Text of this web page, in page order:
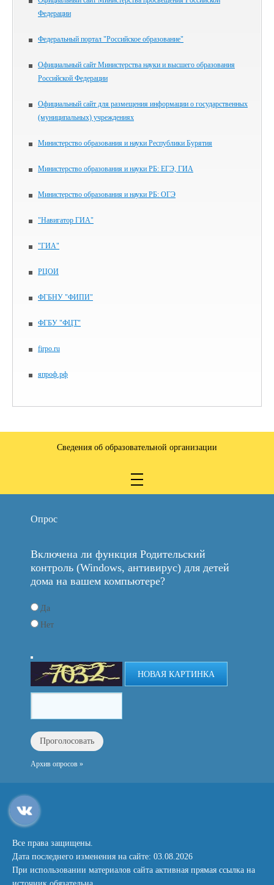
Федерации
Федеральный портал "Российское образование"
Официальный сайт Министерства науки и высшего образования
Российской Федерации
Официальный сайт для размещения информации о государственных
(муниципальных) учреждениях
Министерство образования и науки Республики Бурятия
Министерство образования и науки РБ: ЕГЭ, ГИА
Министерство образования и науки РБ: ОГЭ
"Навигатор ГИА"
"ГИА"
РЦОИ
ФГБНУ "ФИПИ"
ФГБУ "ФЦТ"
firpo.ru
япроф.рф
Сведения об образовательной организации
Опрос
Включена ли функция Родительский
контроль (Windows, антивирус) для детей
дома на вашем компьютере?
Да
Нет
НОВАЯ КАРТИНКА
Архив опросов »
Все права защищены.
Дата последнего изменения на сайте: 03.08.2026
При использовании материалов сайта активная прямая ссылка на